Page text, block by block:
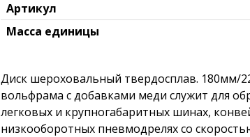
Артикул
Масса единицы
Диск шероховальный твердосплав. 180мм/
вольфрама с добавками меди служит для
легковых и крупногабаритных шинах,
низкооборотных пневмодрелях со